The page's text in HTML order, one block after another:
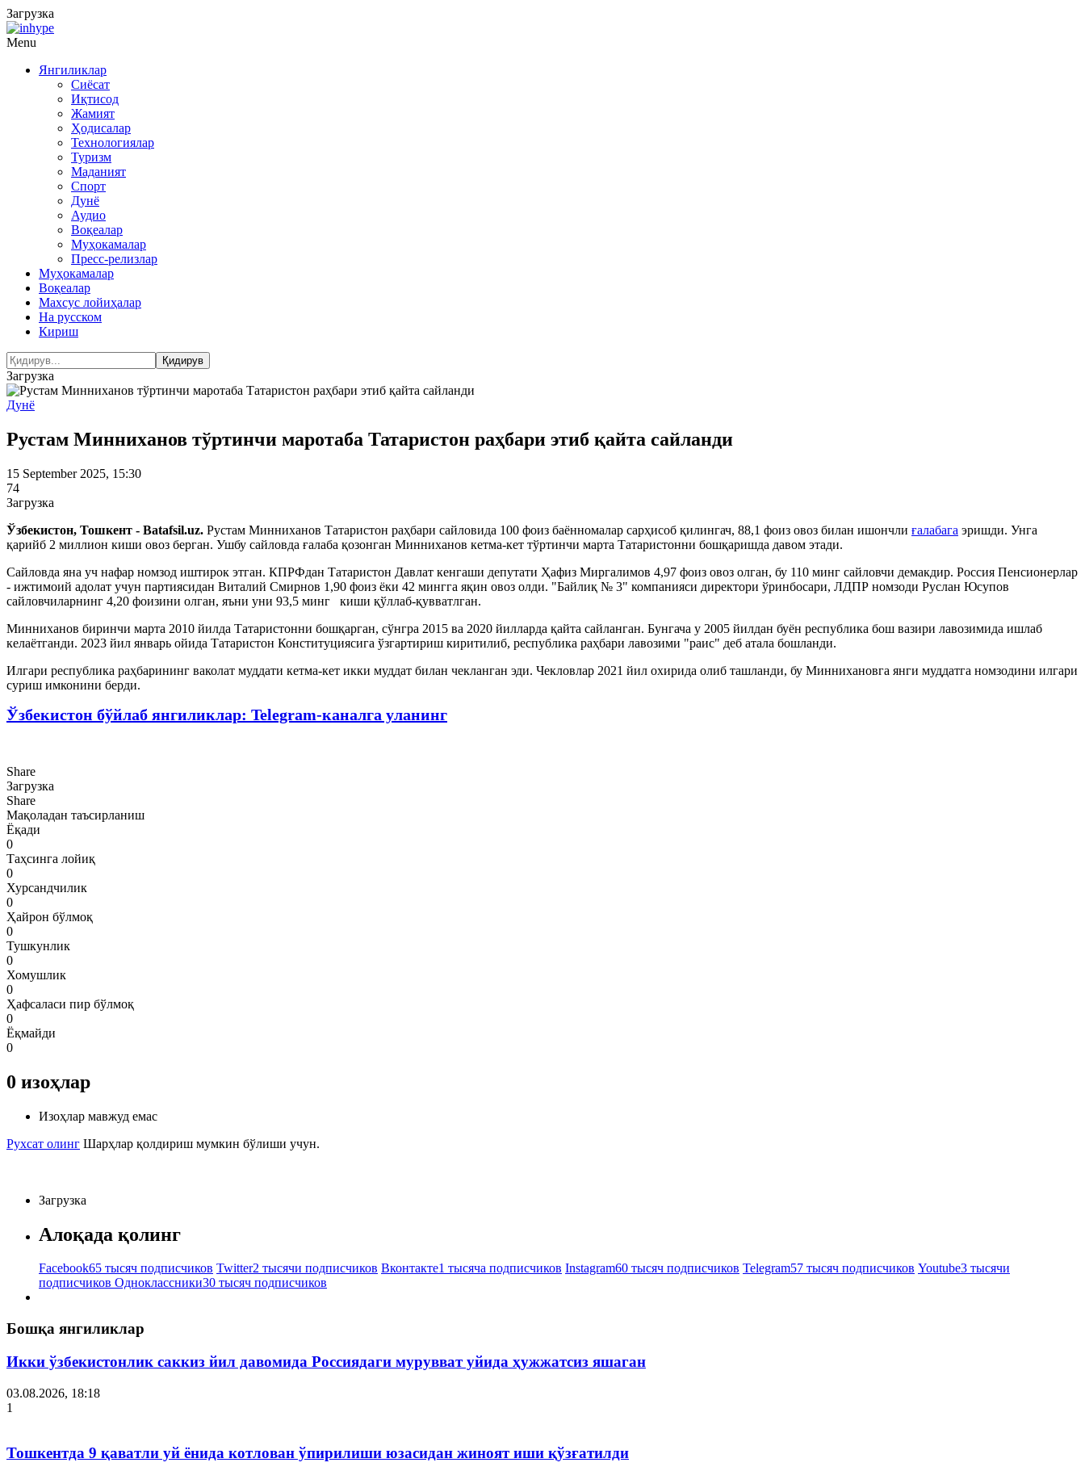
Загрузка
Menu
Янгиликлар
Сиёсат
Иқтисод
Жамият
Ҳодисалар
Технологиялар
Туризм
Маданият
Спорт
Дунё
Аудио
Воқеалар
Муҳокамалар
Пресс-релизлар
Муҳокамалар
Воқеалар
Махсус лойиҳалар
На русском
Кириш
Загрузка
Дунё
Рустам Минниханов тўртинчи маротаба Татаристон раҳбари этиб қайта сайланди
15 September 2025, 15:30
74
Загрузка
Ўзбекистон, Тошкент - Batafsil.uz. Рустам Минниханов Татаристон раҳбари сайловида 100 фоиз баённомалар сарҳисоб қилингач, 88,1 фоиз овоз билан ишончли ғалабага эришди. Унга
қарийб 2 миллион киши овоз берган. Ушбу сайловда ғалаба қозонган Минниханов кетма-кет тўртинчи марта Татаристонни бошқаришда давом этади.
Сайловда яна уч нафар номзод иштирок этган. КПРФдан Татаристон Давлат кенгаши депутати Ҳафиз Миргалимов 4,97 фоиз овоз олган, бу 110 минг сайловчи демакдир. Россия Пенсионерлар
- ижтимоий адолат учун партиясидан Виталий Смирнов 1,90 фоиз ёки 42 мингга яқин овоз олди. "Байлиқ № 3" компанияси директори ўринбосари, ЛДПР номзоди Руслан Юсупов
сайловчиларнинг 4,20 фоизини олган, яъни уни 93,5 минг киши қўллаб-қувватлган.
Минниханов биринчи марта 2010 йилда Татаристонни бошқарган, сўнгра 2015 ва 2020 йилларда қайта сайланган. Бунгача у 2005 йилдан буён республика бош вазири лавозимида ишлаб
келаётганди. 2023 йил январь ойида Татаристон Конституциясига ўзгартириш киритилиб, республика раҳбари лавозими "раис" деб атала бошланди.
Илгари республика раҳбарининг ваколат муддати кетма-кет икки муддат билан чекланган эди. Чекловлар 2021 йил охирида олиб ташланди, бу Миннихановга янги муддатга номзодини илгари
суриш имконини берди.
Ўзбекистон бўйлаб янгиликлар: Telegram-каналга уланинг
Share
Загрузка
Share
Мақоладан таъсирланиш
Ёқади
0
Таҳсинга лойиқ
0
Хурсандчилик
0
Ҳайрон бўлмоқ
0
Тушкунлик
0
Хомушлик
0
Ҳафсаласи пир бўлмоқ
0
Ёқмайди
0
0 изоҳлар
Изоҳлар мавжуд емас
Рухсат олинг Шарҳлар қолдириш мумкин бўлиши учун.
Загрузка
Алоқада қолинг
Facebook65 тысяч подписчиков Twitter2 тысячи подписчиков Вконтакте1 тысяча подписчиков Instagram60 тысяч подписчиков Telegram57 тысяч подписчиков Youtube3 тысячи
подписчиков Одноклассники30 тысяч подписчиков
Бошқа янгиликлар
Икки ўзбекистонлик саккиз йил давомида Россиядаги мурувват уйида ҳужжатсиз яшаган
03.08.2026, 18:18
1
Тошкентда 9 қаватли уй ёнида котлован ўпирилиши юзасидан жиноят иши қўзғатилди